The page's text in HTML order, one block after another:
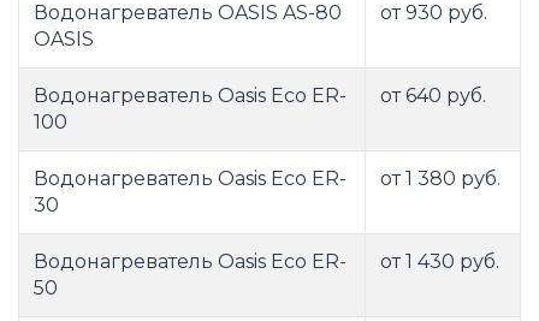
Водонагреватель OASIS AS-80
OASIS
от 930 руб.
Водонагреватель Oasis Eco ER-
100
от 640 руб.
Водонагреватель Oasis Eco ER-
30
от 1 380 руб.
Водонагреватель Oasis Eco ER-
50
от 1 430 руб.